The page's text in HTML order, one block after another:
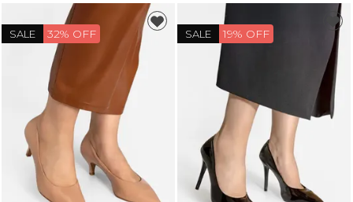
SALE 32% OFF SALE 19% OFF